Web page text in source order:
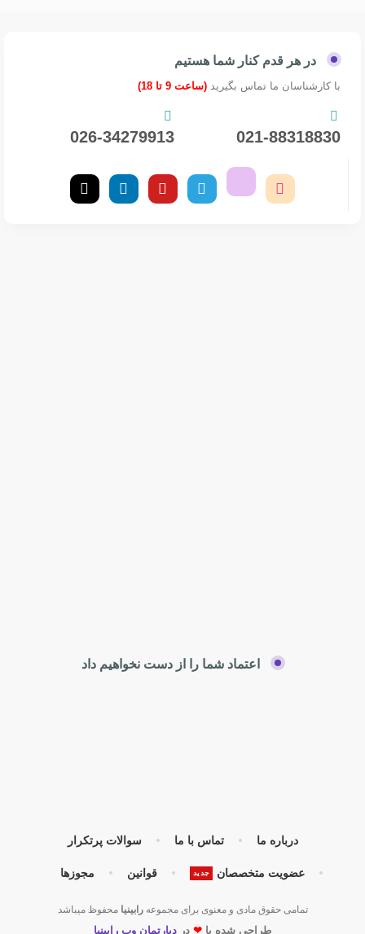
در هر قدم کنار شما هستیم
با کارشناسان ما تماس بگیرید (ساعت 9 تا 18)
021-88318830
026-34279913
اعتماد شما را از دست نخواهیم داد
درباره ما تماس با ما سوالات پرتکرار
عضویت متخصصان جدید قوانین مجوزها
تمامی حقوق مادی و معنوی برای مجموعهرابینیا محفوظ میباشد
طراحی شده با ❤ در دپارتمان وب رابینیا​​